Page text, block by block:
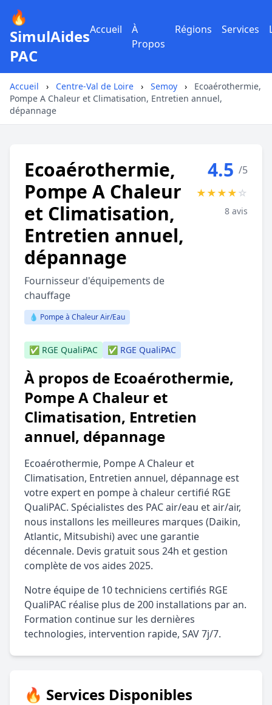
🔥
SimulAides
PAC
Accueil
À
Propos
Régions Services
Accueil › Centre-Val de Loire › Semoy ›
Ecoaérothermie,
Pompe A Chaleur et Climatisation, Entretien annuel,
dépannage
Ecoaérothermie,
Pompe A Chaleur
et Climatisation,
Entretien annuel,
dépannage
Fournisseur d'équipements de
chauffage
💧 Pompe à Chaleur Air/Eau
4.5 /5
★★★★☆
8 avis
✅ RGE QualiPAC ✅ RGE QualiPAC
À propos de Ecoaérothermie,
Pompe A Chaleur et
Climatisation, Entretien
annuel, dépannage
Ecoaérothermie, Pompe A Chaleur et
Climatisation, Entretien annuel, dépannage est
votre expert en pompe à chaleur certifié RGE
QualiPAC. Spécialistes des PAC air/eau et air/air,
nous installons les meilleures marques (Daikin,
Atlantic, Mitsubishi) avec une garantie
décennale. Devis gratuit sous 24h et gestion
complète de vos aides 2025.
Notre équipe de 10 techniciens certifiés RGE
QualiPAC réalise plus de 200 installations par an.
Formation continue sur les dernières
technologies, intervention rapide, SAV 7j/7.
🔥 Services Disponibles